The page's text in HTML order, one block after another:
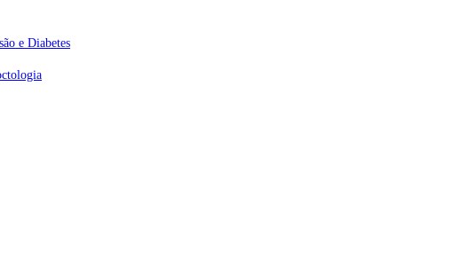
gestão privada da ULS do Algarve
de acesso a consultas e cirurgias
cada gesto conta e cada profissional faz a diferença”
e Diabetes